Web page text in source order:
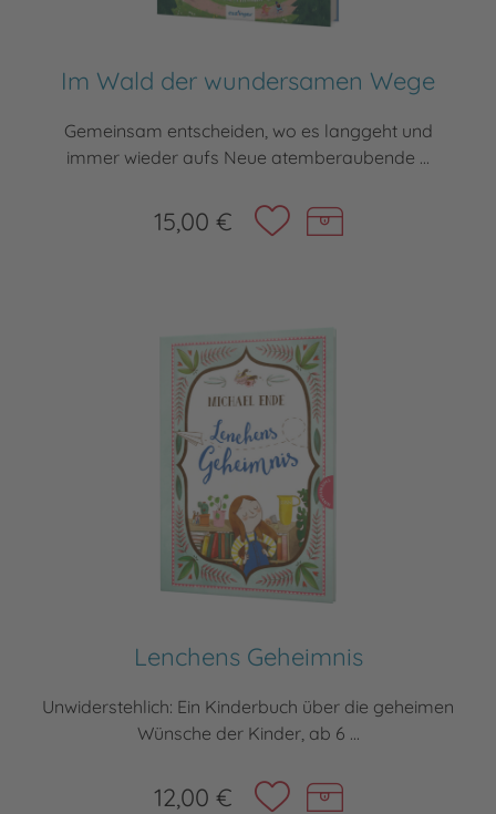
Im Wald der wundersamen Wege
Gemeinsam entscheiden, wo es langgeht und
immer wieder aufs Neue atemberaubende ...
15,00 €
Lenchens Geheimnis
Unwiderstehlich: Ein Kinderbuch über die geheimen
Wünsche der Kinder, ab 6 ...
12,00 €